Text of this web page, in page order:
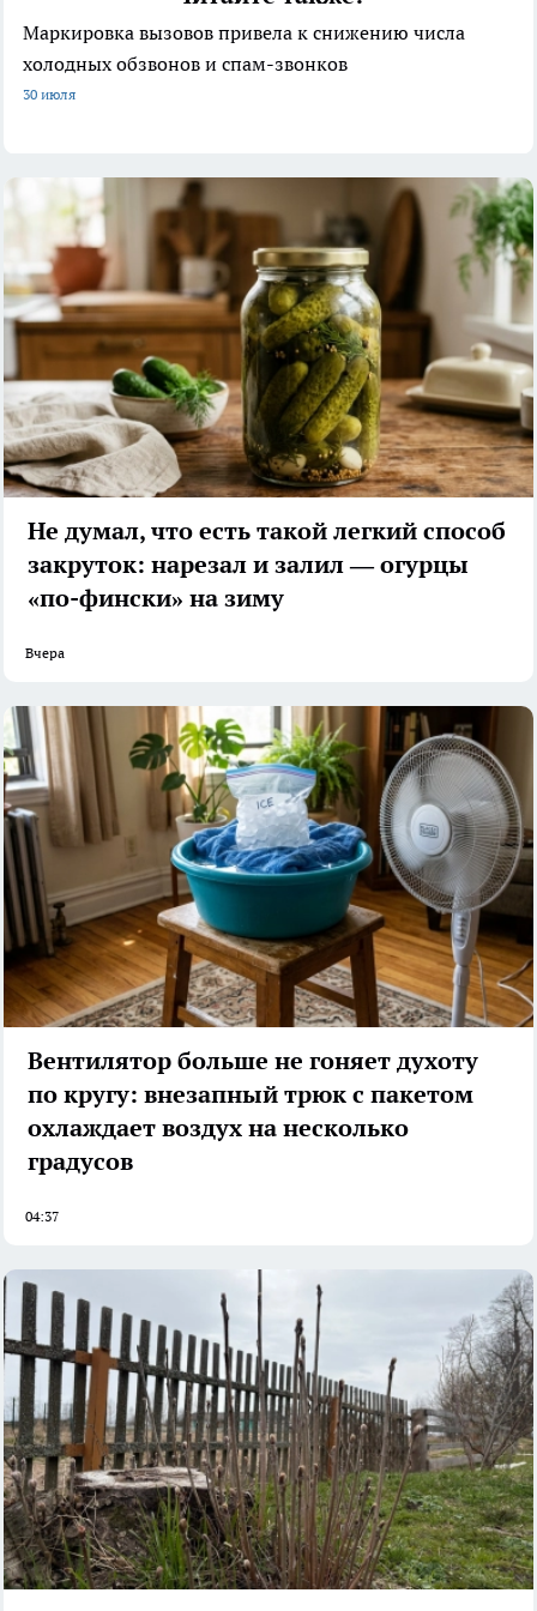
Маркировка вызовов привела к снижению числа
холодных обзвонов и спам-звонков
30 июля
Не думал, что есть такой легкий способ
закруток: нарезал и залил — огурцы
«по-фински» на зиму
Вчера
Вентилятор больше не гоняет духоту
по кругу: внезапный трюк с пакетом
охлаждает воздух на несколько
градусов
04:37